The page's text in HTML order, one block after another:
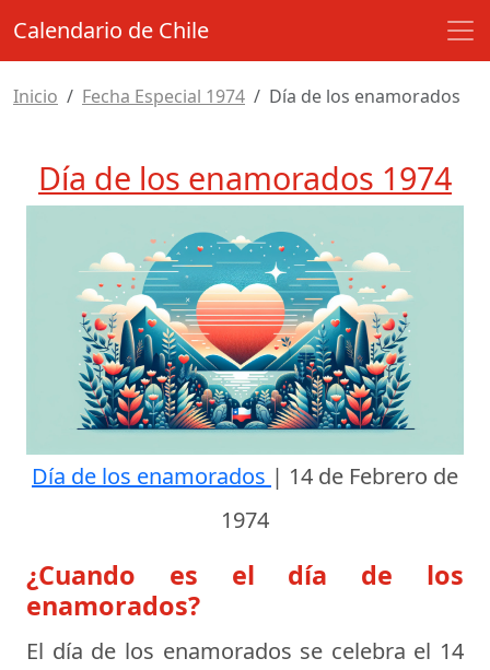
Calendario de Chile
Inicio Fecha Especial 1974 Día de los enamorados
Día de los enamorados 1974
Día de los enamorados | 14 de Febrero de
1974
¿Cuando es el día de los
enamorados?
El día de los enamorados se celebra el 14